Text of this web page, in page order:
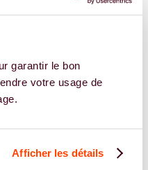
garantir le bon
votre usage de
Afficher les détails
accompagnées !